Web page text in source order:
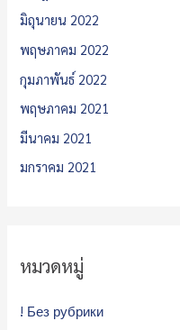
มิถุนายน 2022
พฤษภาคม 2022
กุมภาพันธ์ 2022
พฤษภาคม 2021
มีนาคม 2021
มกราคม 2021
หมวดหมู่
! Без рубрики